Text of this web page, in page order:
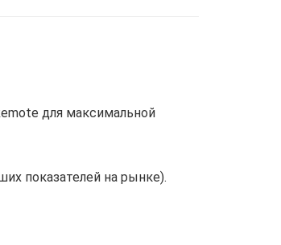
для максимальной
показателей на рынке).